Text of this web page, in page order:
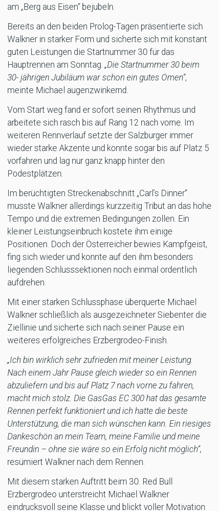
am „Berg aus Eisen“ bejubeln.
Bereits an den beiden Prolog-Tagen präsentierte sich
Walkner in starker Form und sicherte sich mit konstant
guten Leistungen die Startnummer 30 für das
Hauptrennen am Sonntag. „Die Startnummer 30 beim
30- jährigen Jubiläum war schon ein gutes Omen“,
meinte Michael augenzwinkernd.
Vom Start weg fand er sofort seinen Rhythmus und
arbeitete sich rasch bis auf Rang 12 nach vorne. Im
weiteren Rennverlauf setzte der Salzburger immer
wieder starke Akzente und konnte sogar bis auf Platz 5
vorfahren und lag nur ganz knapp hinter den
Podestplätzen.
Im berüchtigten Streckenabschnitt „Carl’s Dinner“
musste Walkner allerdings kurzzeitig Tribut an das hohe
Tempo und die extremen Bedingungen zollen. Ein
kleiner Leistungseinbruch kostete ihm einige
Positionen. Doch der Österreicher bewies Kampfgeist,
fing sich wieder und konnte auf den ihm besonders
liegenden Schlusssektionen noch einmal ordentlich
aufdrehen.
Mit einer starken Schlussphase überquerte Michael
Walkner schließlich als ausgezeichneter Siebenter die
Ziellinie und sicherte sich nach seiner Pause ein
weiteres erfolgreiches Erzbergrodeo-Finish.
„Ich bin wirklich sehr zufrieden mit meiner Leistung.
Nach einem Jahr Pause gleich wieder so ein Rennen
abzuliefern und bis auf Platz 7 nach vorne zu fahren,
macht mich stolz. Die GasGas EC 300 hat das gesamte
Rennen perfekt funktioniert und ich hatte die beste
Unterstützung, die man sich wünschen kann. Ein riesiges
Dankeschön an mein Team, meine Familie und meine
Freundin – ohne sie wäre so ein Erfolg nicht möglich“,
resümiert Walkner nach dem Rennen.
Mit diesem starken Auftritt beim 30. Red Bull
Erzbergrodeo unterstreicht Michael Walkner
eindrucksvoll seine Klasse und blickt voller Motivation